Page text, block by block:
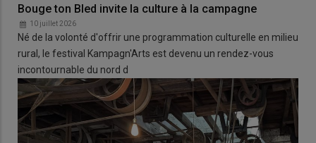
Bouge ton Bled invite la culture à la campagne
10 juillet 2026
Né de la volonté d'offrir une programmation culturelle en milieu
rural, le festival Kampagn'Arts est devenu un rendez-vous
incontournable du nord d